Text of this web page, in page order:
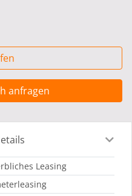
anfragen
Leasing